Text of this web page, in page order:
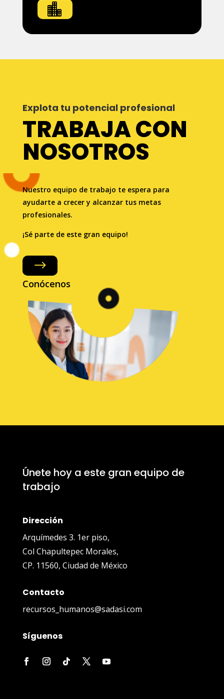

Explota tu potencial profesional
TRABAJA CON
NOSOTROS
Nuestro equipo de trabajo te espera para
ayudarte a crecer y alcanzar tus metas
profesionales.
¡Sé parte de este gran equipo!
$
Conócenos
Únete hoy a este gran equipo de
trabajo
Dirección
Arquímedes 3. 1er piso,
Col Chapultepec Morales,
CP. 11560, Ciudad de México
Contacto
recursos_humanos@sadasi.com
Síguenos